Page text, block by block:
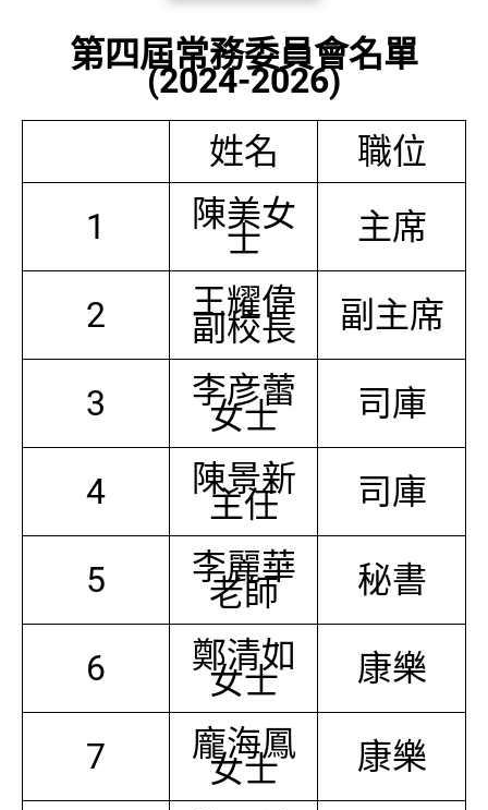
第四屆常務委員會名單
(2024-2026)
姓名
職位
1
陳美女
士 主席
2 王耀偉
副校長 副主席
3 李彦蕾
女士 司庫
4 陳景新
主任 司庫
5 李麗華
老師 秘書
6 鄭清如
女士 康樂
7 龐海鳳
女士 康樂